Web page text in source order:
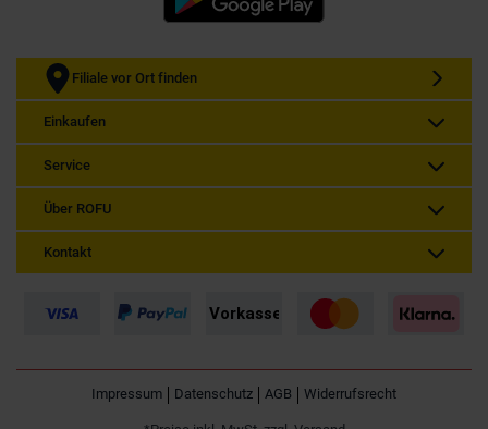
Filiale vor Ort finden
Einkaufen
Service
Über ROFU
Kontakt
Impressum Datenschutz AGB Widerrufsrecht